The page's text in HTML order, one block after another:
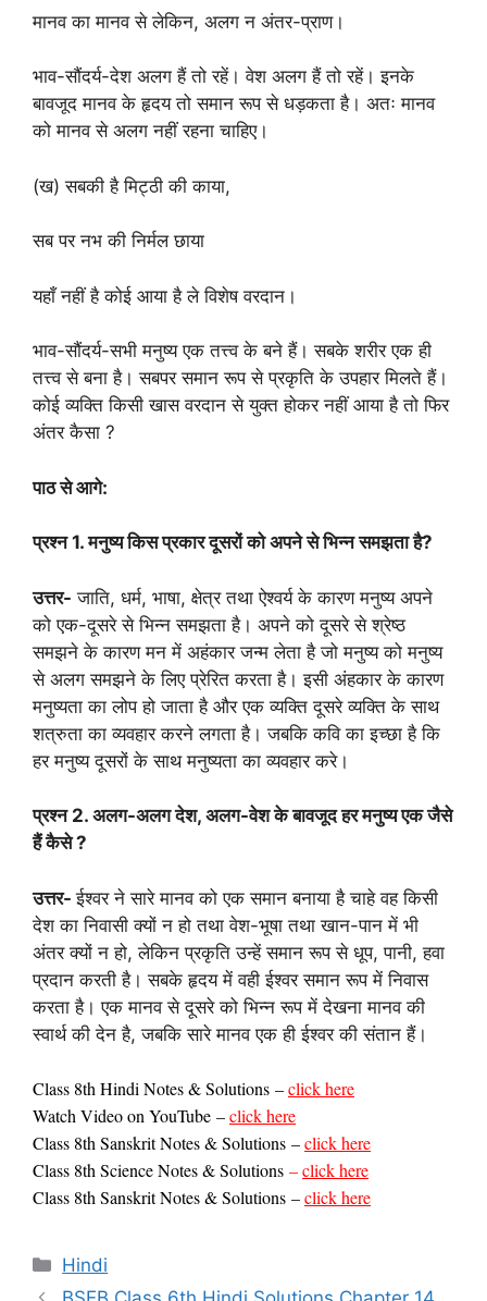
मानव का मानव से लेकिन, अलग न अंतर-प्राण।
भाव-सौंदर्य-देश अलग हैं तो रहें। वेश अलग हैं तो रहें। इनके
बावजूद मानव के हृदय तो समान रूप से धड़कता है। अतः मानव
को मानव से अलग नहीं रहना चाहिए।
(ख) सबकी है मिट्ठी की काया,
सब पर नभ की निर्मल छाया
यहाँ नहीं है कोई आया है ले विशेष वरदान।
भाव-सौंदर्य-सभी मनुष्य एक तत्त्व के बने हैं। सबके शरीर एक ही
तत्त्व से बना है। सबपर समान रूप से प्रकृति के उपहार मिलते हैं।
कोई व्यक्ति किसी खास वरदान से युक्त होकर नहीं आया है तो फिर
अंतर कैसा ?
पाठ से आगे:
प्रश्न1.मनुष्य किस प्रकार दूसरों को अपने से भिन्न समझता है?
उत्तर- जाति, धर्म, भाषा, क्षेत्र तथा ऐश्वर्य के कारण मनुष्य अपने
को एक-दूसरे से भिन्न समझता है। अपने को दूसरे से श्रेष्ठ
समझने के कारण मन में अहंकार जन्म लेता है जो मनुष्य को मनुष्य
से अलग समझने के लिए प्रेरित करता है। इसी अंहकार के कारण
मनुष्यता का लोप हो जाता है और एक व्यक्ति दूसरे व्यक्ति के साथ
शत्रुता का व्यवहार करने लगता है। जबकि कवि का इच्छा है कि
हर मनुष्य दूसरों के साथ मनुष्यता का व्यवहार करे।
प्रश्न 2. अलग-अलग देश, अलग-वेश के बावजूद हर मनुष्य एक जैसे
हैं कैसे?
उत्तर-ईश्वर ने सारे मानव को एक समान बनाया है चाहे वह किसी
देश का निवासी क्यों न हो तथा वेश-भूषा तथा खान-पान में भी
अंतर क्यों न हो, लेकिन प्रकृति उन्हें समान रूप से धूप, पानी, हवा
प्रदान करती है। सबके हृदय में वही ईश्वर समान रूप में निवास
करता है। एक मानव से दूसरे को भिन्न रूप में देखना मानव की
स्वार्थ की देन है, जबकि सारे मानव एक ही ईश्वर की संतान हैं।
Class 8th Hindi Notes & Solutions –click here
Watch Video on YouTube –click here
Class 8th Sanskrit Notes & Solutions –click here
Class 8th Science Notes & Solutions –click here
Class 8th Sanskrit Notes & Solutions –click here
Categories
Hindi